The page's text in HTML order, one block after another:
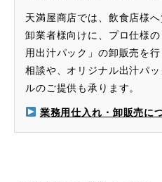
天満屋商店では、飲食店様
卸業者様向けに、プロ仕様
用出汁パック」の卸販売を
相談や、オリジナル出汁パ
ルのご提供も承ります。
業務用仕入れ・卸販売に